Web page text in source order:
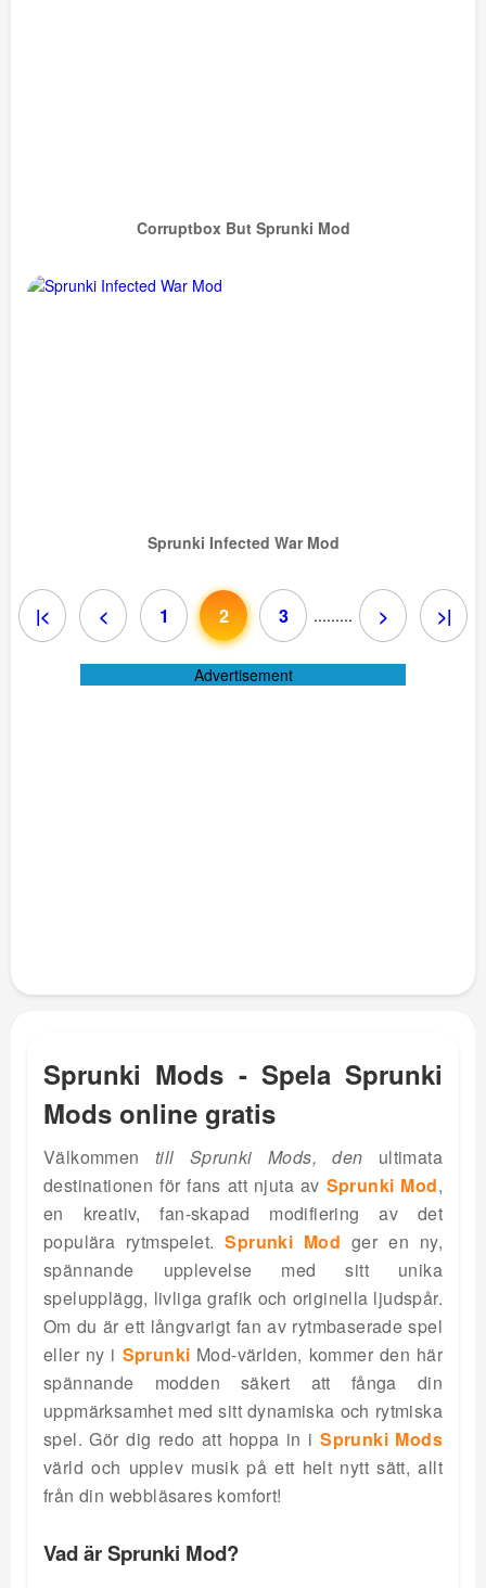
Corruptbox But Sprunki Mod
Sprunki Infected War Mod
|< < 1 2 3 ......... > >|
Advertisement
Sprunki Mods - Spela Sprunki
Mods online gratis
Välkommen till Sprunki Mods, den ultimata
destinationen för fans att njuta av Sprunki Mod,
en kreativ, fan-skapad modifiering av det
populära rytmspelet.Sprunki Mod ger en ny,
spännande upplevelse med sitt unika
spelupplägg, livliga grafik och originella ljudspår.
Om du är ett långvarigt fan av rytmbaserade spel
eller ny i Sprunki Mod-världen, kommer den här
spännande modden säkert att fånga din
uppmärksamhet med sitt dynamiska och rytmiska
spel. Gör dig redo att hoppa in iSprunki Mods
värld och upplev musik på ett helt nytt sätt, allt
från din webbläsares komfort!
Vad är Sprunki Mod?